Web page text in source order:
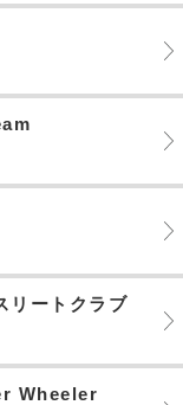
リートクラブ
Wheeler